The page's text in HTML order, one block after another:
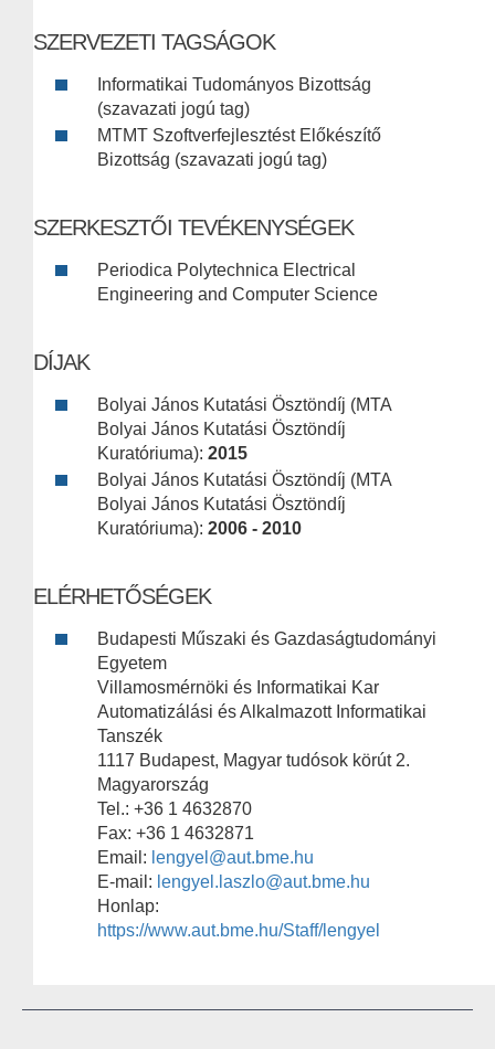
SZERVEZETI TAGSÁGOK
Informatikai Tudományos Bizottság
(szavazati jogú tag)
MTMT Szoftverfejlesztést Előkészítő
Bizottság (szavazati jogú tag)
SZERKESZTŐI TEVÉKENYSÉGEK
Periodica Polytechnica Electrical
Engineering and Computer Science
DÍJAK
Bolyai János Kutatási Ösztöndíj (MTA
Bolyai János Kutatási Ösztöndíj
Kuratóriuma): 2015
Bolyai János Kutatási Ösztöndíj (MTA
Bolyai János Kutatási Ösztöndíj
Kuratóriuma): 2006 - 2010
ELÉRHETŐSÉGEK
Budapesti Műszaki és Gazdaságtudományi
Egyetem
Villamosmérnöki és Informatikai Kar
Automatizálási és Alkalmazott Informatikai
Tanszék
1117 Budapest, Magyar tudósok körút 2.
Magyarország
Tel.: +36 1 4632870
Fax: +36 1 4632871
Email: lengyel@aut.bme.hu
E-mail: lengyel.laszlo@aut.bme.hu
Honlap:
https://www.aut.bme.hu/Staff/lengyel